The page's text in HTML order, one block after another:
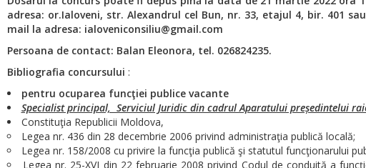
adresa: or.Ialoveni, str. Alexandrul cel Bun, nr. 33, etajul 4, bir. 401
mail la adresa: ialoveniconsiliu@gmail.com
Persoana de contact: Balan Eleonora, tel. 026824235.
Bibliografia concursului :
pentru ocuparea funcţiei publice vacante
Specialist principal, Serviciul Juridic din cadrul Aparatului președintelui
Constituţia Republicii Moldova,
Legea nr. 436 din 28 decembrie 2006 privind administraţia publică locală;
Legea nr. 158/2008 cu privire la funcţia publică şi statutul funcţionarului
Legea nr. 25-XVI din 22 februarie 2008 privind Codul de conduită a